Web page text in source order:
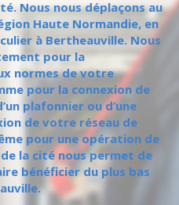
Nous nous déplaçons au
Haute Normandie, en
à Bertheauville. Nous
pour la
normes de votre
pour la connexion de
plafonnier ou d’une
de votre réseau de
pour une opération de
la cité nous permet de
bénéficier du plus bas